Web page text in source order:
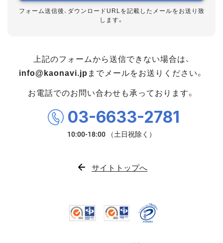
フォーム送信後、ダウンロードURLを記載したメールをお送り致
します。
上記のフォームから送信できない場合は、
info@kaonavi.jp までメールをお送りください。
お電話でのお問い合わせも承っております。
03-6633-2781
サイトトップへ